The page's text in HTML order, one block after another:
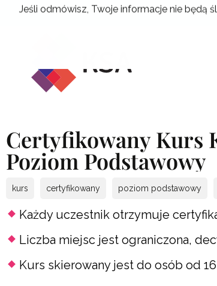
Jeśli odmówisz, Twoje informacje nie będą
Przejdź
Certyfikowany Kurs
Poziom Podstawowy
kurs certyfikowany poziom podstawowy
Każdy uczestnik otrzymuje
Liczba miejsc jest ograniczona,
Kurs skierowany jest do osób od